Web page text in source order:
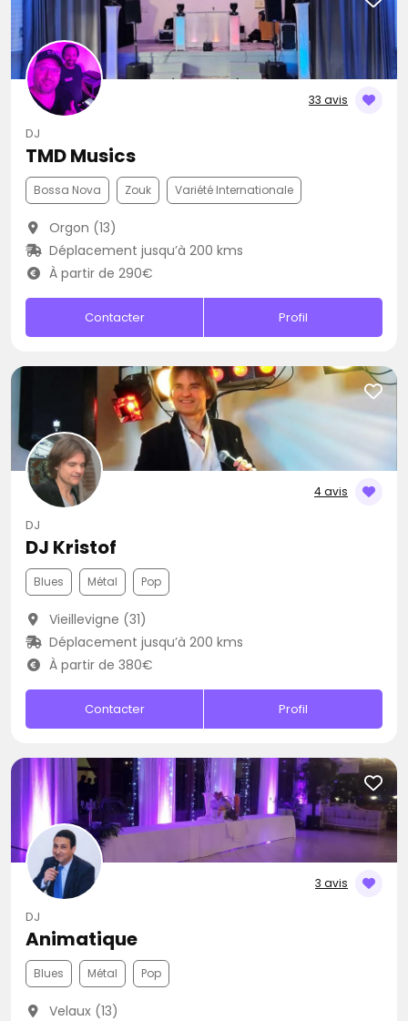
33 avis
DJ
TMD Musics
Bossa Nova Zouk Variété Internationale
Orgon (13)
Déplacement jusqu’à 200 kms
À partir de 290€
Contacter Profil
4 avis
DJ
DJ Kristof
Blues Métal Pop
Vieillevigne (31)
Déplacement jusqu’à 200 kms
À partir de 380€
Contacter Profil
3 avis
DJ
Animatique
Blues Métal Pop
Velaux (13)